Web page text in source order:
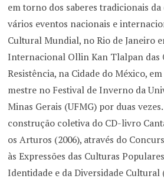
em torno dos saberes tradicionais
vários eventos nacionais e
Cultural Mundial, no Rio de Janeiro
Internacional Ollin Kan Tlalpan das
Resistência, na Cidade do México,
mestre no Festival de Inverno da
Minas Gerais (UFMG) por duas
construção coletiva do CD-livro
os Arturos (2006), através do
às Expressões das Culturas
Identidade e da Diversidade